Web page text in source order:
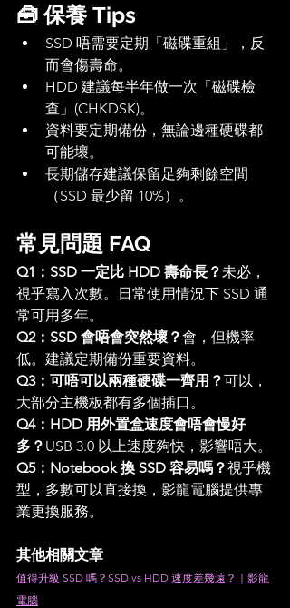
🧰 保養 Tips
SSD 唔需要定期「磁碟重組」，反
而會傷壽命。
HDD 建議每半年做一次「磁碟檢
查」(CHKDSK)。
資料要定期備份，無論邊種硬碟都
可能壞。
長期儲存建議保留足夠剩餘空間
（SSD 最少留 10%）。
常見問題 FAQ
Q1：SSD 一定比 HDD 壽命長？未必，
視乎寫入次數。日常使用情況下 SSD 通
常可用多年。
Q2：SSD 會唔會突然壞？會，但機率
低。建議定期備份重要資料。
Q3：可唔可以兩種硬碟一齊用？可以，
大部分主機板都有多個插口。
Q4：HDD 用外置盒速度會唔會慢好
多？ USB 3.0 以上速度夠快，影響唔大。
Q5：Notebook 換 SSD 容易嗎？視乎機
型，多數可以直接換，影龍電腦提供專
業更換服務。
其他相關文章
值得升級 SSD 嗎？SSD vs HDD 速度差幾遠？｜影龍
電腦